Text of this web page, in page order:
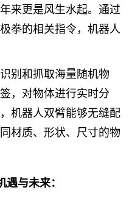
来更是风生水起。通过
拳的相关指令，机器人
别和抓取海量随机物
，对物体进行实时分
机器人双臂能够无缝配
材质、形状、尺寸的物
与未来：